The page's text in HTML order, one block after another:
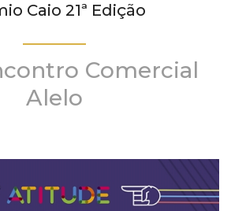
Caio 21ª Edição
Comercial
Alelo